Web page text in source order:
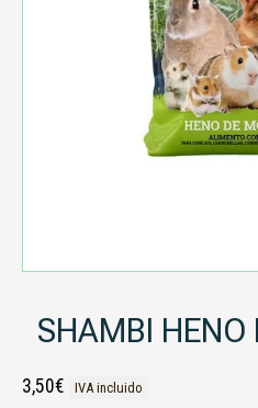
SHAMBI
3,50€ IVA incluido